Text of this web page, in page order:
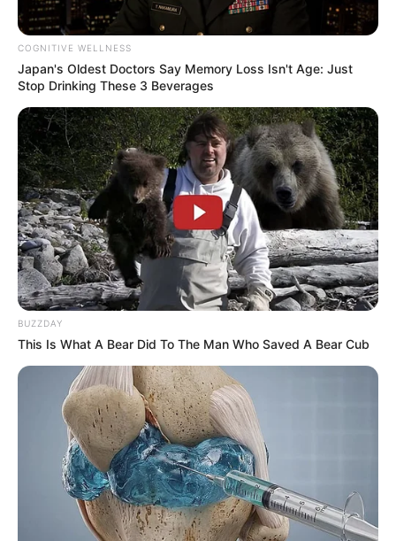
COGNITIVE WELLNESS
Japan's Oldest Doctors Say Memory Loss Isn't Age: Just
Stop Drinking These 3 Beverages
BUZZDAY
This Is What A Bear Did To The Man Who Saved A Bear Cub